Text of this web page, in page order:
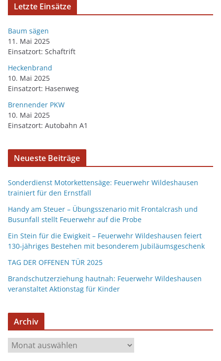
Letzte Einsätze
Baum sägen
11. Mai 2025
Einsatzort: Schaftrift
Heckenbrand
10. Mai 2025
Einsatzort: Hasenweg
Brennender PKW
10. Mai 2025
Einsatzort: Autobahn A1
Neueste Beiträge
Sonderdienst Motorkettensäge: Feuerwehr Wildeshausen
trainiert für den Ernstfall
Handy am Steuer – Übungsszenario mit Frontalcrash und
Busunfall stellt Feuerwehr auf die Probe
Ein Stein für die Ewigkeit – Feuerwehr Wildeshausen feiert
130-jähriges Bestehen mit besonderem Jubiläumsgeschenk
TAG DER OFFENEN TÜR 2025
Brandschutzerziehung hautnah: Feuerwehr Wildeshausen
veranstaltet Aktionstag für Kinder
Archiv